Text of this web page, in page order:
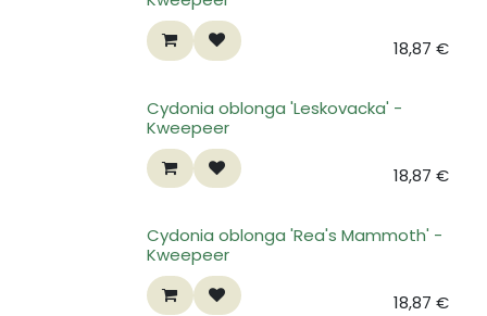
18,87 €
Cydonia oblonga 'Leskovacka' -
Kweepeer
18,87 €
Cydonia oblonga 'Rea's Mammoth' -
Kweepeer
18,87 €